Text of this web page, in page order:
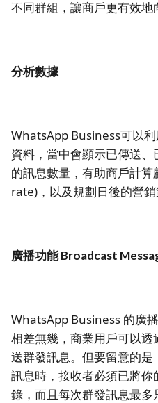
不同群組，讓商戶更有效地
分析數據
WhatsApp Business可以
資料，當中會顯示已傳送
的訊息數量，有助商戶計
rate)，以及規劃日後的營銷
廣播功能 Broadcast
WhatsApp Business 的廣
相差無幾，商業用戶可以
送群發訊息。但要留意的
訊息時，接收者必須已將
錄，而且每次群發訊息最多